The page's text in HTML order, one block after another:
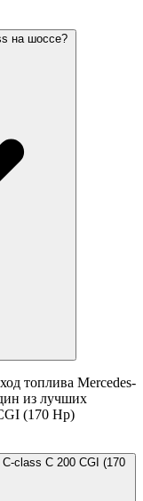
на шоссе?
топлива Mercedes-
из лучших
(170 Hp)
class C 200 CGI (170